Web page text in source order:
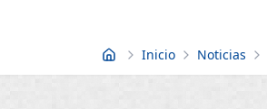
Inicio Inicio Noticias